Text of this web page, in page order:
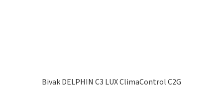
Bivak DELPHIN C3 LUX ClimaControl C2G